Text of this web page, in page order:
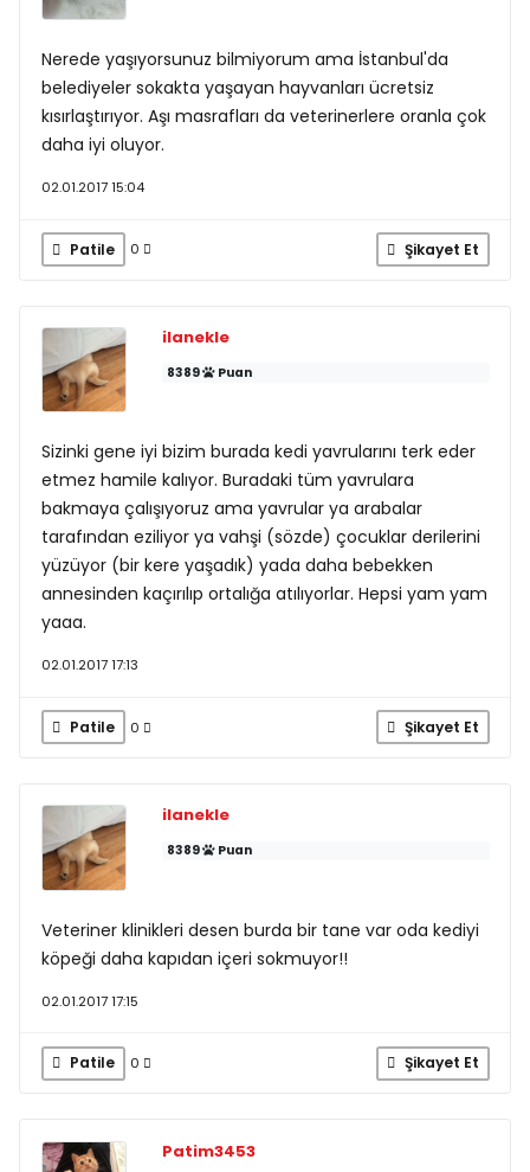
Nerede yaşıyorsunuz bilmiyorum ama İstanbul'da
belediyeler sokakta yaşayan hayvanları ücretsiz
kısırlaştırıyor. Aşı masrafları da veterinerlere oranla çok
daha iyi oluyor.
02.01.2017 15:04
Patile 0 Şikayet Et
ilanekle
8389 Puan
Sizinki gene iyi bizim burada kedi yavrularını terk eder
etmez hamile kalıyor. Buradaki tüm yavrulara
bakmaya çalışıyoruz ama yavrular ya arabalar
tarafından eziliyor ya vahşi (sözde) çocuklar derilerini
yüzüyor (bir kere yaşadık) yada daha bebekken
annesinden kaçırılıp ortalığa atılıyorlar. Hepsi yam yam
yaaa.
02.01.2017 17:13
Patile 0 Şikayet Et
ilanekle
8389 Puan
Veteriner klinikleri desen burda bir tane var oda kediyi
köpeği daha kapıdan içeri sokmuyor!!
02.01.2017 17:15
Patile 0 Şikayet Et
Patim3453